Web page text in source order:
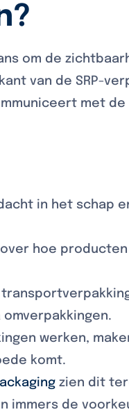
om de
van de SRP-
met
in het schap
hoe
werken,
komt.
zien dit
immers de